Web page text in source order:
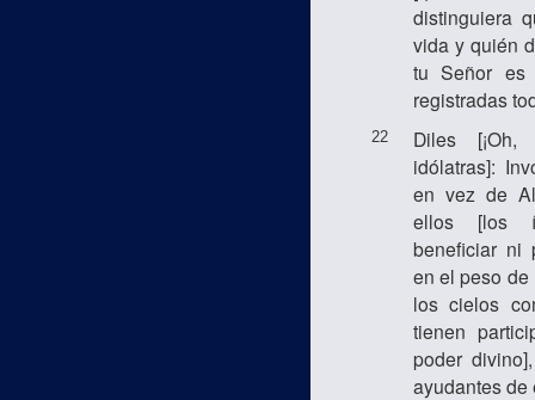
distinguiera
vida y quién
tu Señor es
registradas
22
Diles
idólatras]:
en vez de
ellos [los
beneficiar ni
en el peso de
los cielos
tienen
poder
ayudantes de